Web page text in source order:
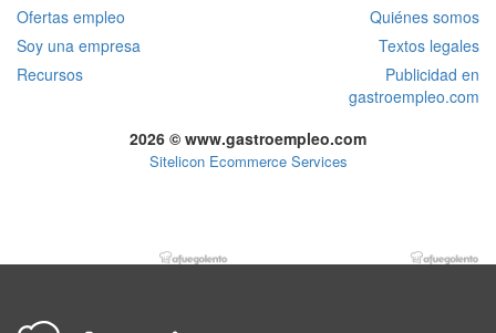
Ofertas empleo
Quiénes somos
Soy una empresa
Textos legales
Recursos
Publicidad en
gastroempleo.com
2026 © www.gastroempleo.com
Sitelicon Ecommerce Services